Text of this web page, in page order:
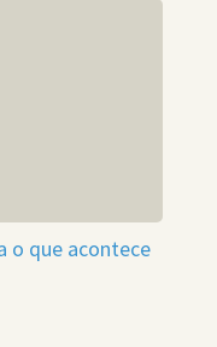
o que acontece